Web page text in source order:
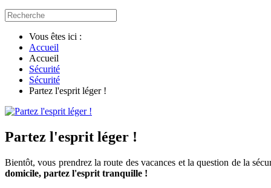
Vous êtes ici :
Accueil
Accueil
Sécurité
Sécurité
Partez l'esprit léger !
Partez l'esprit léger !
Bientôt, vous prendrez la route des vacances et la question de la
domicile, partez l'esprit tranquille !